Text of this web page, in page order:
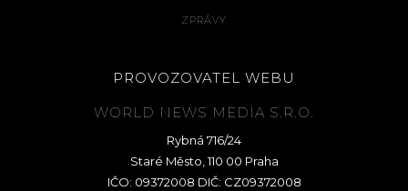
ZPRÁVY
PROVOZOVATEL WEBU
WORLD NEWS MEDIA S.R.O.
Rybná 716/24
Staré Město, 110 00 Praha
IČO: 09372008 DIČ: CZ09372008